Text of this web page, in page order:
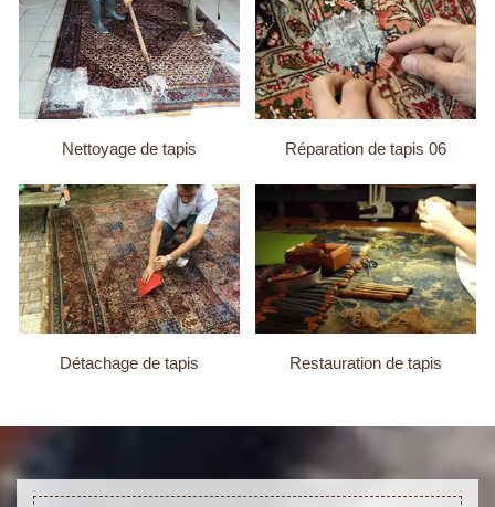
Nettoyage de tapis Réparation de tapis 06
Détachage de tapis Restauration de tapis